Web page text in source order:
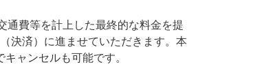
通費等を計上した最終的な料金を提
決済）に進ませていただきます。本
ャンセルも可能です。